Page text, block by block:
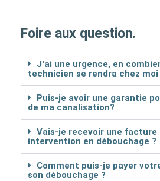
Foire aux question.
J'ai une urgence, en
technicien se rendra chez moi
Puis-je avoir une garantie
de ma canalisation?
Vais-je recevoir une facture
intervention en débouchage ?
Comment puis-je payer
son débouchage ?